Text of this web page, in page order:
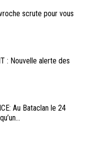
scrute pour vous
: Nouvelle alerte des
Au Bataclan le 24